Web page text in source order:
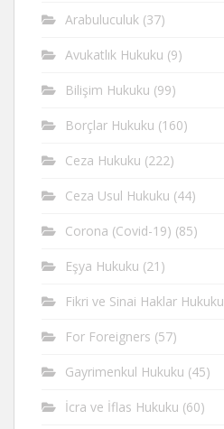
Arabuluculuk (37)
Avukatlık Hukuku (9)
Bilişim Hukuku (99)
Borçlar Hukuku (160)
Ceza Hukuku (222)
Ceza Usul Hukuku (44)
Corona (Covid-19) (85)
Eşya Hukuku (21)
Fikri ve Sinai Haklar Hukuku
For Foreigners (57)
Gayrimenkul Hukuku (45)
İcra ve İflas Hukuku (60)